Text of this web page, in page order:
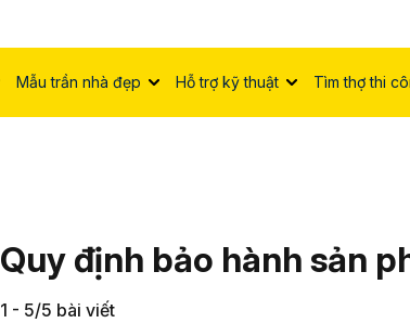
Mẫu trần nhà đẹp Hỗ trợ kỹ thuật Tìm thợ thi
Quy định bảo hành sản
1 - 5/5 bài viết